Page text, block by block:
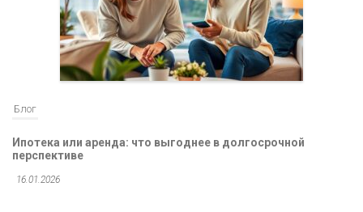
Блог
Ипотека или аренда: что выгоднее в долгосрочной
перспективе
16.01.2026